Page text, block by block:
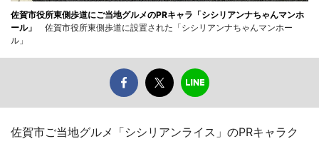
佐賀市役所東側歩道にご当地グルメのPRキャラ「シシリアンナちゃんマンホ
ール」
佐賀市役所東側歩道に設置された「シシリアンナちゃんマンホー
ル」
佐賀市ご当地グルメ「シシリアンライス」のPRキャラク